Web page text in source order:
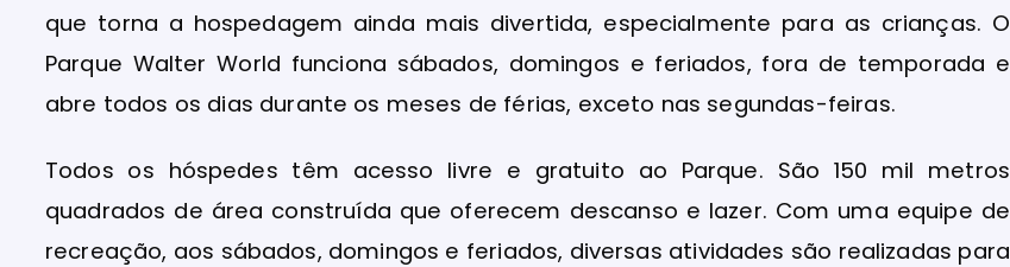
que torna a hospedagem ainda mais divertida, especialmente para as crianças. O
Parque Walter World funciona sábados, domingos e feriados, fora de temporada e
abre todos os dias durante os meses de férias, exceto nas segundas-feiras.
Todos os hóspedes têm acesso livre e gratuito ao Parque. São 150 mil metros
quadrados de área construída que oferecem descanso e lazer. Com uma equipe de
recreação, aos sábados, domingos e feriados, diversas atividades são realizadas para